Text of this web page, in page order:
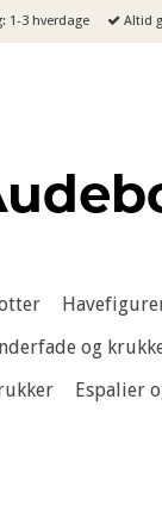
1-3 hverdage Altid
og
Espalier